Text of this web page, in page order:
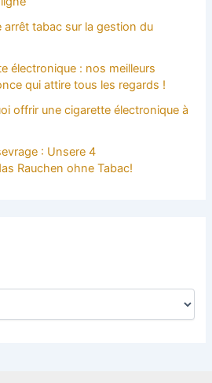
arrêt tabac sur la gestion du
électronique : nos meilleurs
qui attire tous les regards !
offrir une cigarette électronique à
: Unsere 4
Rauchen ohne Tabac!